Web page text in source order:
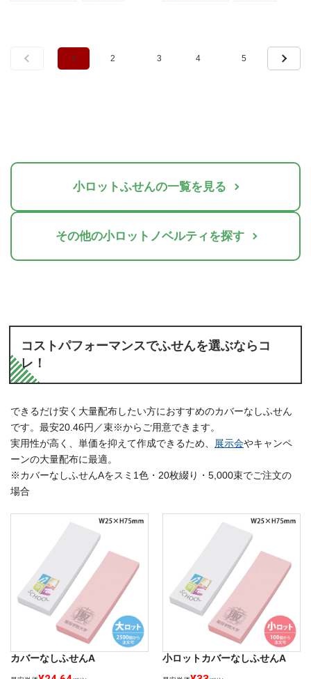
1 2 3 4 5
小ロットふせんの一覧を見る
その他の小ロットノベルティを探す
コストパフォーマンスでふせんを選ぶならコ
レ！
できるだけ安く大量配布したい方におすすめのカバーなしふせん
です。最安20.46円／束※からご用意できます。
実用性が高く、単価を抑えて作成できるため、 展示会やキャンペ
ーンの大量配布に最適。
※カバーなしふせんAをスミ1色・20枚綴り・5,000束でご注文の
場合
カバーなしふせんA 小ロットカバーなしふせんA